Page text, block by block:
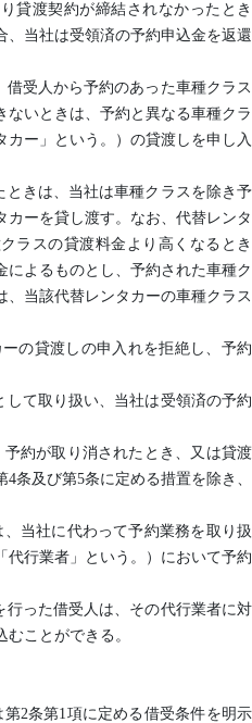
貸渡契約が締結されなかったとき
、当社は受領済の予約申込金を返還
受人から予約のあった車種クラス
いときは、予約と異なる車種クラ
ー」という。）の貸渡しを申し入
きは、当社は車種クラスを除き予
ーを貸し渡す。なお、代替レンタ
ラスの貸渡料金より高くなるとき
よるものとし、予約された車種ク
当該代替レンタカーの車種クラス
の貸渡しの申入れを拒絶し、予約
て取り扱い、当社は受領済の予約
約が取り消されたとき、又は貸渡
条及び第5条に定める措置を除き、
当社に代わって予約業務を取り扱
代行業者」という。）において予約
った借受人は、その代行業者に対
ことができる。
2条第1項に定める借受条件を明示